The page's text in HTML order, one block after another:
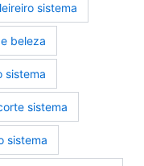
sistema
beleza
sistema
sistema
sistema